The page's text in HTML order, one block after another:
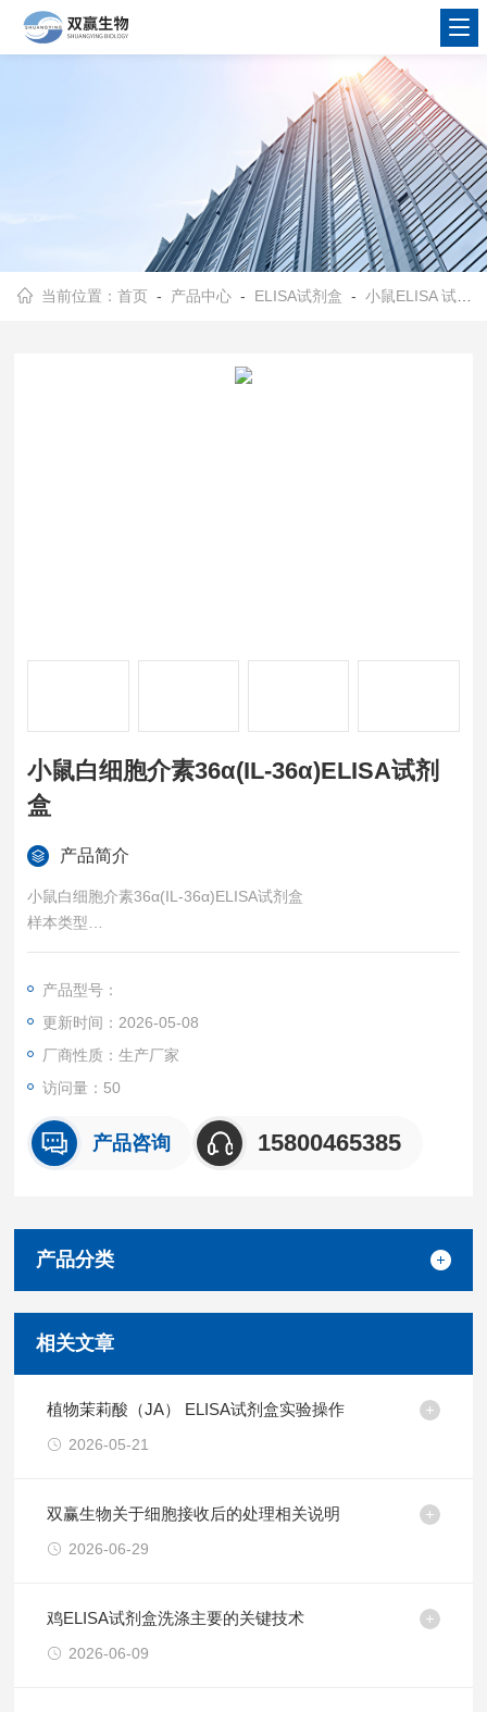
当前位置：首页 - 产品中心 - ELISA试剂盒 -小鼠ELISA 试剂盒
小鼠白细胞介素36α(IL-36α)ELISA试剂
盒
产品简介
小鼠白细胞介素36α(IL-36α)ELISA试剂盒
样本类型
血清、血浆、组织匀浆、细胞裂解液、细胞培养上清等各类生物
特异性
本试剂盒特异性检测小鼠样本中白细胞介素36α(IL-36α)，且与其
它相关蛋白无明显交叉反应。
重复性
试剂盒组成及保存
见说明书
产品型号：
更新时间：2026-05-08
厂商性质：生产厂家
访问量：50
产品咨询 15800465385
产品分类
相关文章
植物茉莉酸（JA） ELISA试剂盒实验操作
2026-05-21
双赢生物关于细胞接收后的处理相关说明
2026-06-29
鸡ELISA试剂盒洗涤主要的关键技术
2026-06-09